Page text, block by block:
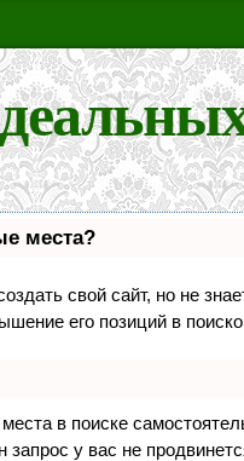
места?
свой сайт, но не
его позиций в
в поиске
у вас не